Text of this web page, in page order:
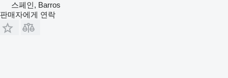
스페인, Barros
판매자에게 연락